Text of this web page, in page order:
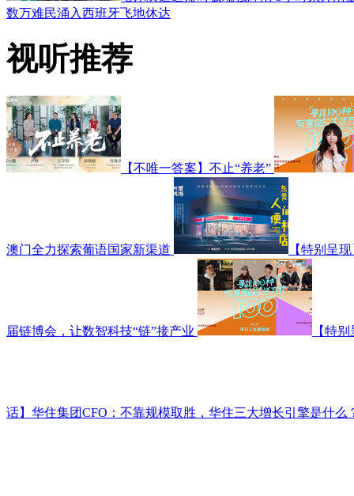
数万难民涌入西班牙飞地休达
视听推荐
【不唯一答案】不止“养老”
澳门全力探索葡语国家新渠道 【特别呈
届链博会，让数智科技“链”接产业 【特
话】华住集团CFO：不靠规模取胜，华住三大增长引擎是什么